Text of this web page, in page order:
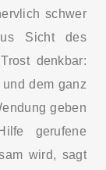
schwer
Sicht des
denkbar:
dem ganz
geben
gerufene
wird, sagt